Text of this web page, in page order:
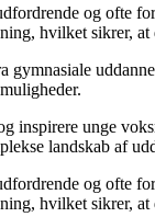
og
hvilket sikrer,
unge
landskab af
og
hvilket sikrer,